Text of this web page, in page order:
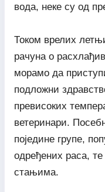
вода, неке су од
Током врелих
рачуна о
морамо да
подложни
превисоких
ветеринари.
поједине групе,
одређених раса,
стањима.